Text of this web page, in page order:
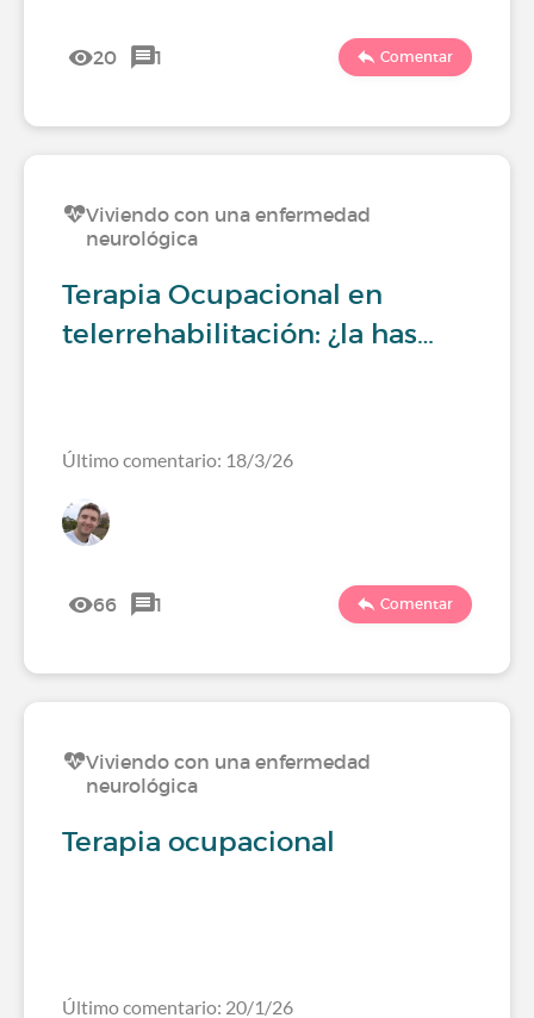
20 1 Comentar
Viviendo con una enfermedad
neurológica
Terapia Ocupacional en
telerrehabilitación: ¿la has…
Último comentario: 18/3/26
66 1 Comentar
Viviendo con una enfermedad
neurológica
Terapia ocupacional
Último comentario: 20/1/26